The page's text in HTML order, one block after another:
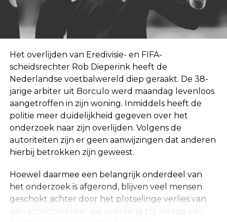
Het overlijden van Eredivisie- en FIFA-
scheidsrechter Rob Dieperink heeft de
Nederlandse voetbalwereld diep geraakt. De 38-
jarige arbiter uit Borculo werd maandag levenloos
aangetroffen in zijn woning. Inmiddels heeft de
politie meer duidelijkheid gegeven over het
onderzoek naar zijn overlijden. Volgens de
autoriteiten zijn er geen aanwijzingen dat anderen
hierbij betrokken zijn geweest.
Hoewel daarmee een belangrijk onderdeel van
het onderzoek is afgerond, blijven veel mensen
geschokt achter door het plotselinge verlies van
een scheidsrechter die jarenlang tot de top van